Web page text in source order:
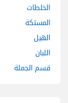
الخلطات
المستكة
الهيل
اللبان
قسم الجملة